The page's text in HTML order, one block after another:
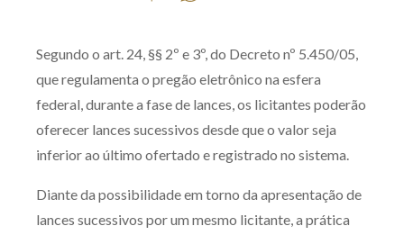
Zênite Play
Orientação por Escrito
Mentoria Zênite
Zênite Online
Segundo o art. 24, §§ 2º e 3º, do Decreto nº 5.450/05,
que regulamenta o pregão eletrônico na esfera
federal, durante a fase de lances, os licitantes poderão
oferecer lances sucessivos desde que o valor seja
inferior ao último ofertado e registrado no sistema.
Diante da possibilidade em torno da apresentação de
lances sucessivos por um mesmo licitante, a prática